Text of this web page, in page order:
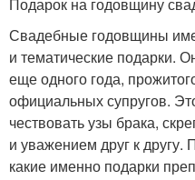
Никелевая свадьба
Агатовая свадьба
Свадебные годовщины
и тематические подарки.
еще одного года,
официальных супругов.
чествовать узы брака,
и уважением друг к
какие именно подарки